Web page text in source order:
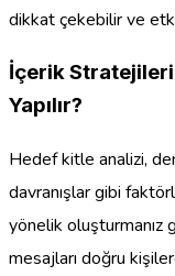
dikkat çekebilir ve
İçerik
Yapılır?
Hedef kitle analizi,
davranışlar gibi
yönelik oluşturmanız
mesajları doğru